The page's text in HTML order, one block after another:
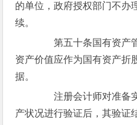
的单位，政府授权部门不办
续。
第五十条国有资产管
资产价值应作为国有资产折
据。
注册会计师对准备实
产状况进行验证后，其验证